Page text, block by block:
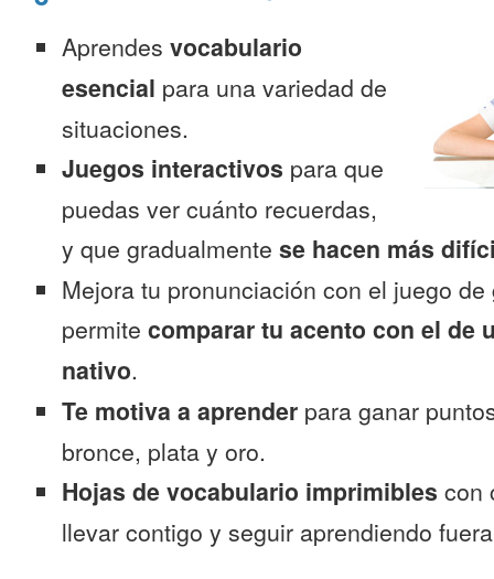
Aprendes vocabulario
esencial para una variedad de
situaciones.
Juegos interactivos para que
puedas ver cuánto recuerdas,
y que gradualmente se hacen más
Mejora tu pronunciación con el juego
permite comparar tu acento con el de
nativo.
Te motiva a aprender para ganar
bronce, plata y oro.
Hojas de vocabulario imprimibles con
llevar contigo y seguir aprendiendo